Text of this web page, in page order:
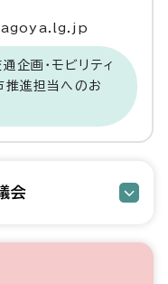
企画・モビリティ
推進担当へのお
会